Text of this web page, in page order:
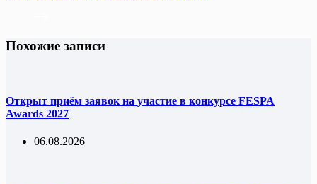
Похожие записи
Открыт приём заявок на участие в конкурсе FESPA
Awards 2027
06.08.2026